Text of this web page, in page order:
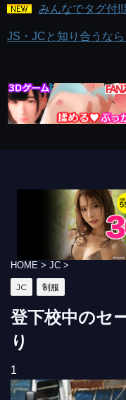
みんなでタグ付
JS・JCと知り合うな
HOME > JC >
JC 制服
登下校中のセ
り
1